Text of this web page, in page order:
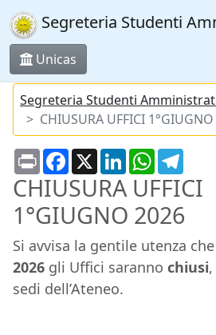
Segreteria Studenti
Unicas
Segreteria Studenti
CHIUSURA UFFICI
PrintFacebook
X LinkedInWhatsApp
CHIUSURA UFFICI
1°GIUGNO 2026
Si avvisa la gentile utenza che
2026 gli Uffici saranno chiusi
sedi dell’Ateneo.